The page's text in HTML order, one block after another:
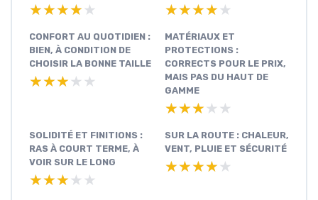
★★★★★
★★★★★ ★★★★★
★★★★★
CONFORT AU QUOTIDIEN :
BIEN, À CONDITION DE
CHOISIR LA BONNE TAILLE
★★★★★
★★★★★
MATÉRIAUX ET
PROTECTIONS :
CORRECTS POUR LE PRIX,
MAIS PAS DU HAUT DE
GAMME
★★★★★
★★★★★
SOLIDITÉ ET FINITIONS :
RAS À COURT TERME, À
VOIR SUR LE LONG
★★★★★
★★★★★
SUR LA ROUTE : CHALEUR,
VENT, PLUIE ET SÉCURITÉ
★★★★★
★★★★★